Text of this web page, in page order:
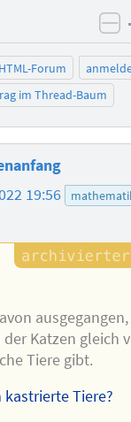
Forum
im Thread-Baum
19:56
Katzen gleich
Tiere gibt.
Tiere?